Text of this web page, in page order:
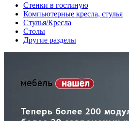
Стенки в гостиную
Компьютерные кресла, стулья
Стулья/Кресла
Столы
Другие разделы